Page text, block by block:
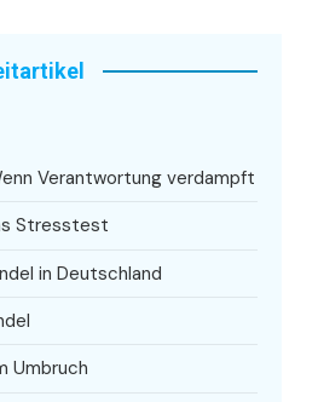
Verantwortung verdampft
Stresstest
in Deutschland
Umbruch